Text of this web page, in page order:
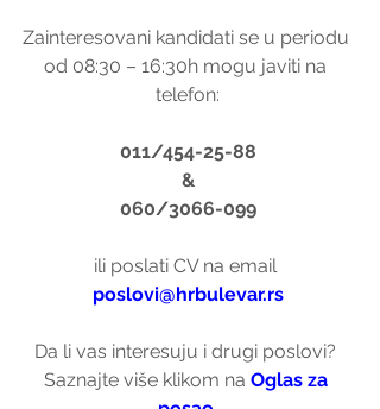
Zainteresovani kandidati se u periodu
od 08:30 – 16:30h mogu javiti na
telefon:
011/454-25-88
&
060/3066-099
ili poslati CV na email
poslovi@hrbulevar.rs
Da li vas interesuju i drugi poslovi?
Saznajte više klikom na Oglas za